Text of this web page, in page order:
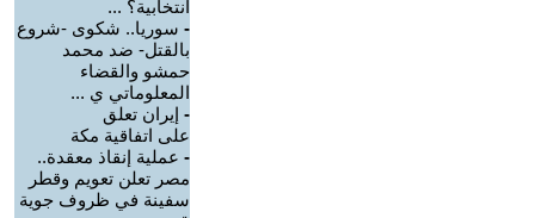
انتخابية؟ ...
- سوريا.. شكوى -شروع
بالقتل- ضد محمد
حمشو والقضاء
المعلوماتي ي ...
- إيران تعلق
على اتفاقية مكة
- عملية إنقاذ معقدة..
مصر تعلن تعويم وقطر
سفينة في ظروف جوية